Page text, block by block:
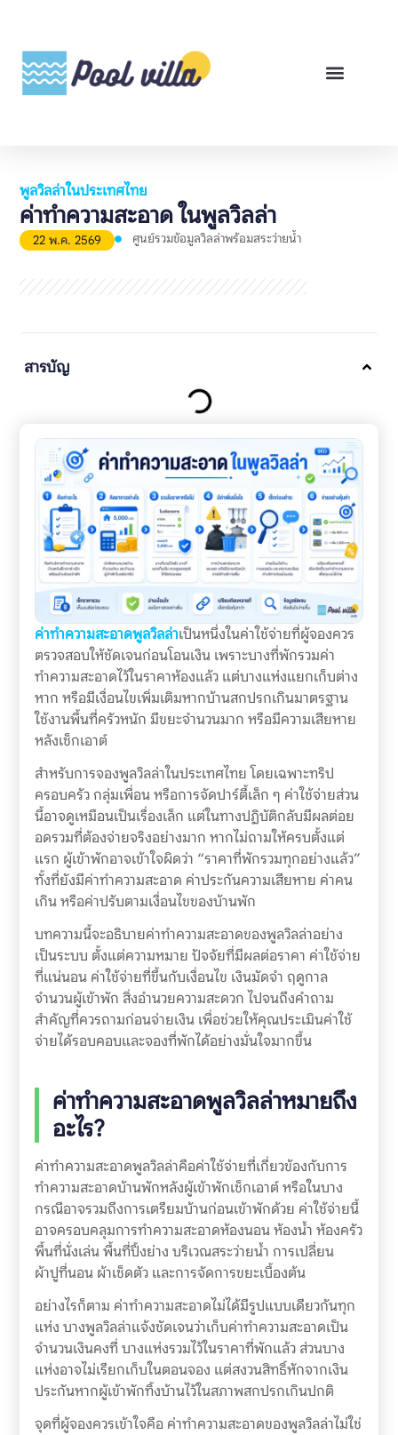
พูลวิลล่าในประเทศไทย
ค่าทำความสะอาด ในพูลวิลล่า
22 พ.ค. 2569 ศูนย์รวมข้อมูลวิลล่าพร้อมสระว่ายน้ำ
สารบัญ
ค่าทำความสะอาดพูลวิลล่าเป็นหนึ่งในค่าใช้จ่ายที่ผู้จองควร
ตรวจสอบให้ชัดเจนก่อนโอนเงิน เพราะบางที่พักรวมค่า
ทำความสะอาดไว้ในราคาห้องแล้ว แต่บางแห่งแยกเก็บต่าง
หาก หรือมีเงื่อนไขเพิ่มเติมหากบ้านสกปรกเกินมาตรฐาน
ใช้งานพื้นที่ครัวหนัก มีขยะจำนวนมาก หรือมีความเสียหาย
หลังเช็กเอาต์
สำหรับการจองพูลวิลล่าในประเทศไทย โดยเฉพาะทริป
ครอบครัว กลุ่มเพื่อน หรือการจัดปาร์ตี้เล็ก ๆ ค่าใช้จ่ายส่วน
นี้อาจดูเหมือนเป็นเรื่องเล็ก แต่ในทางปฏิบัติกลับมีผลต่อย
อดรวมที่ต้องจ่ายจริงอย่างมาก หากไม่ถามให้ครบตั้งแต่
แรก ผู้เข้าพักอาจเข้าใจผิดว่า “ราคาที่พักรวมทุกอย่างแล้ว”
ทั้งที่ยังมีค่าทำความสะอาด ค่าประกันความเสียหาย ค่าคน
เกิน หรือค่าปรับตามเงื่อนไขของบ้านพัก
บทความนี้จะอธิบายค่าทำความสะอาดของพูลวิลล่าอย่าง
เป็นระบบ ตั้งแต่ความหมาย ปัจจัยที่มีผลต่อราคา ค่าใช้จ่าย
ที่แน่นอน ค่าใช้จ่ายที่ขึ้นกับเงื่อนไข เงินมัดจำ ฤดูกาล
จำนวนผู้เข้าพัก สิ่งอำนวยความสะดวก ไปจนถึงคำถาม
สำคัญที่ควรถามก่อนจ่ายเงิน เพื่อช่วยให้คุณประเมินค่าใช้
จ่ายได้รอบคอบและจองที่พักได้อย่างมั่นใจมากขึ้น
ค่าทำความสะอาดพูลวิลล่าหมายถึง
อะไร?
ค่าทำความสะอาดพูลวิลล่าคือค่าใช้จ่ายที่เกี่ยวข้องกับการ
ทำความสะอาดบ้านพักหลังผู้เข้าพักเช็กเอาต์ หรือในบาง
กรณีอาจรวมถึงการเตรียมบ้านก่อนเข้าพักด้วย ค่าใช้จ่ายนี้
อาจครอบคลุมการทำความสะอาดห้องนอน ห้องน้ำ ห้องครัว
พื้นที่นั่งเล่น พื้นที่ปิ้งย่าง บริเวณสระว่ายน้ำ การเปลี่ยน
ผ้าปูที่นอน ผ้าเช็ดตัว และการจัดการขยะเบื้องต้น
อย่างไรก็ตาม ค่าทำความสะอาดไม่ได้มีรูปแบบเดียวกันทุก
แห่ง บางพูลวิลล่าแจ้งชัดเจนว่าเก็บค่าทำความสะอาดเป็น
จำนวนเงินคงที่ บางแห่งรวมไว้ในราคาที่พักแล้ว ส่วนบาง
แห่งอาจไม่เรียกเก็บในตอนจอง แต่สงวนสิทธิ์หักจากเงิน
ประกันหากผู้เข้าพักทิ้งบ้านไว้ในสภาพสกปรกเกินปกติ
จุดที่ผู้จองควรเข้าใจคือ ค่าทำความสะอาดของพูลวิลล่าไม่ใช่